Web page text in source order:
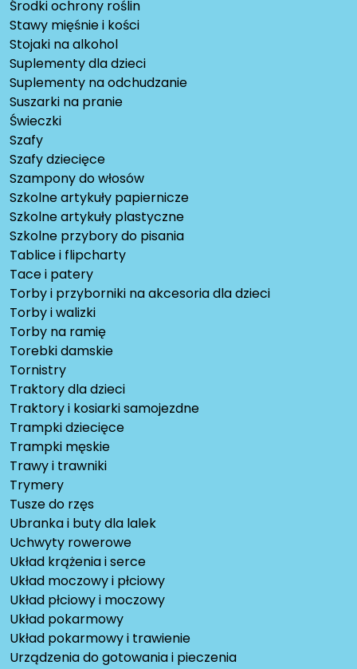
Środki ochrony roślin
Stawy mięśnie i kości
Stojaki na alkohol
Suplementy dla dzieci
Suplementy na odchudzanie
Suszarki na pranie
Świeczki
Szafy
Szafy dziecięce
Szampony do włosów
Szkolne artykuły papiernicze
Szkolne artykuły plastyczne
Szkolne przybory do pisania
Tablice i flipcharty
Tace i patery
Torby i przyborniki na akcesoria dla dzieci
Torby i walizki
Torby na ramię
Torebki damskie
Tornistry
Traktory dla dzieci
Traktory i kosiarki samojezdne
Trampki dziecięce
Trampki męskie
Trawy i trawniki
Trymery
Tusze do rzęs
Ubranka i buty dla lalek
Uchwyty rowerowe
Układ krążenia i serce
Układ moczowy i płciowy
Układ płciowy i moczowy
Układ pokarmowy
Układ pokarmowy i trawienie
Urządzenia do gotowania i pieczenia